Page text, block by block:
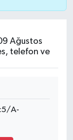
Ağustos
telefon ve
A-